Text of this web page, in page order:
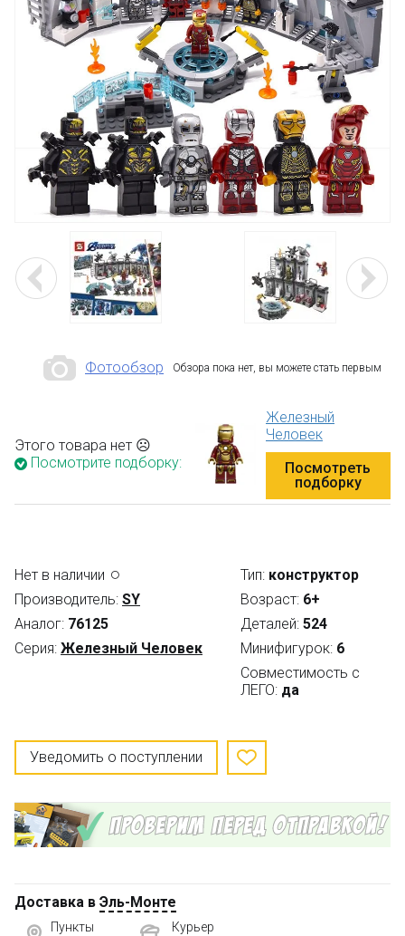
Фотообзор Обзора пока нет, вы можете стать первым
Этого товара нет ☹
Посмотрите подборку:
Железный
Человек
Посмотреть
подборку
Нет в наличии
Производитель: SY
Аналог: 76125
Серия: Железный Человек
Тип: конструктор
Возраст: 6+
Деталей: 524
Минифигурок: 6
Совместимость с
ЛЕГО: да
Уведомить о поступлении
Доставка в Эль-Монте
Пункты
Курьер